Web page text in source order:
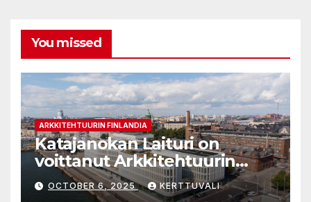
You missed
ARKKITEHTUURIN FINLANDIA
Katajanokan Laituri on
voittanut Arkkitehtuurin
Finlandia -palkinnon
OCTOBER 6, 2025 KERTTUVALI